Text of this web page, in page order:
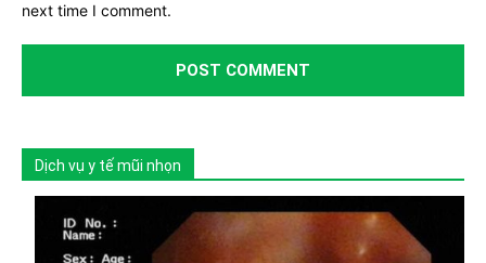
next time I comment.
Dịch vụ y tế mũi nhọn